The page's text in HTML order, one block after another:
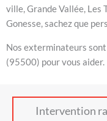
ville, Grande Vallée, Les
Gonesse, sachez que
Nos exterminateurs
(95500) pour vous aider.
Intervention